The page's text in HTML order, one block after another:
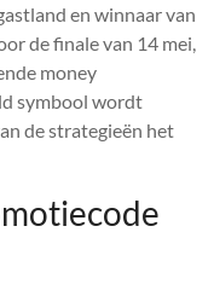
en winnaar van
de finale van 14 mei,
money
symbool wordt
de strategieën het